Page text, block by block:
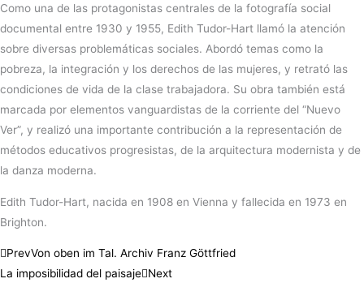
Como una de las protagonistas centrales de la fotografía social
documental entre 1930 y 1955, Edith Tudor-Hart llamó la atención
sobre diversas problemáticas sociales. Abordó temas como la
pobreza, la integración y los derechos de las mujeres, y retrató las
condiciones de vida de la clase trabajadora. Su obra también está
marcada por elementos vanguardistas de la corriente del “Nuevo
Ver”, y realizó una importante contribución a la representación de
métodos educativos progresistas, de la arquitectura modernista y de
la danza moderna.
Edith Tudor-Hart, nacida en 1908 en Vienna y fallecida en 1973 en
Brighton.
PrevVon oben im Tal. Archiv Franz Göttfried
La imposibilidad del paisaje Next